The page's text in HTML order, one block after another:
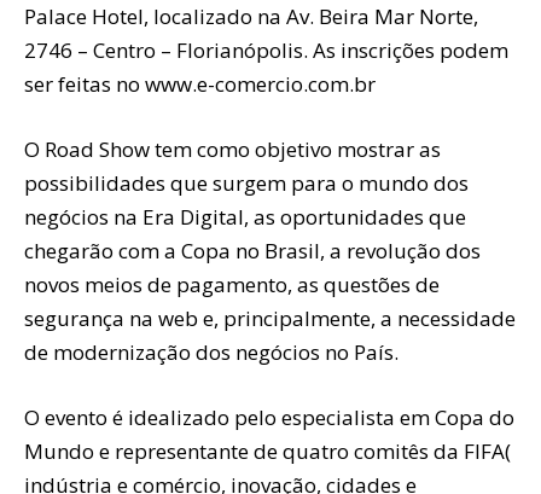
Palace Hotel, localizado na Av. Beira Mar Norte,
2746 – Centro – Florianópolis. As inscrições podem
ser feitas no www.e-comercio.com.br
O Road Show tem como objetivo mostrar as
possibilidades que surgem para o mundo dos
negócios na Era Digital, as oportunidades que
chegarão com a Copa no Brasil, a revolução dos
novos meios de pagamento, as questões de
segurança na web e, principalmente, a necessidade
de modernização dos negócios no País.
O evento é idealizado pelo especialista em Copa do
Mundo e representante de quatro comitês da FIFA(
indústria e comércio, inovação, cidades e